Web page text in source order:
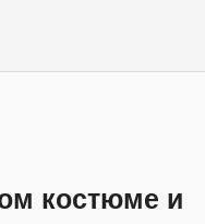
костюме и